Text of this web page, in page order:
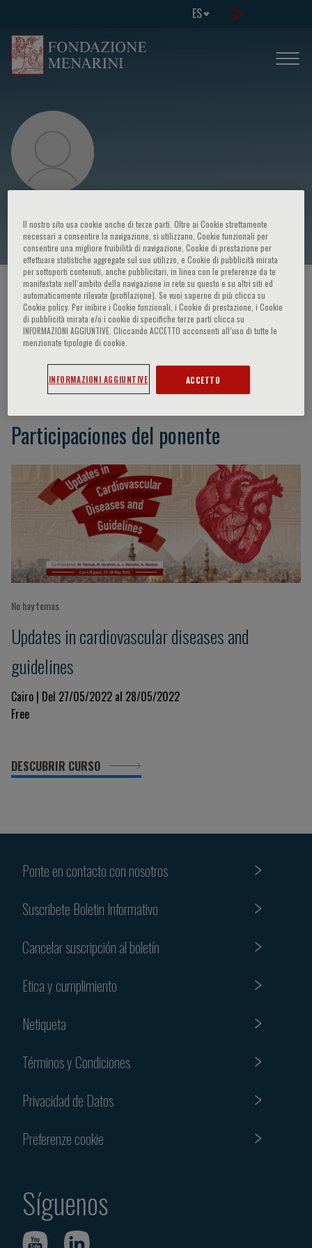
ES
Stewart Simon
HOME PAGE / CURSOS Y EVENTOS / ORADOR
Stewart Simon
Participaciones del ponente
No hay temas
Updates in cardiovascular diseases and
guidelines
Cairo | Del 27/05/2022 al 28/05/2022
Free
DESCUBRIR CURSO
Ponte en contacto con nosotros
Suscribete Boletin Informativo
Cancelar suscripción al boletín
Etica y cumplimiento
Netiqueta
Términos y Condiciones
Privacidad de Datos
Preferenze cookie
Síguenos
Il nostro sito usa cookie anche di terze parti. Oltre ai Cookie strettamente
necessari a consentire la navigazione, si utilizzano, Cookie funzionali per
consentire una migliore fruibilità di navigazione, Cookie di prestazione per
effettuare statistiche aggregate sul suo utilizzo, e Cookie di pubblicità mirata
per sottoporti contenuti, anche pubblicitari, in linea con le preferenze da te
manifestate nell‘ambito della navigazione in rete su questo e su altri siti ed
automaticamente rilevate (profilazione). Se vuoi saperne di più clicca su
Cookie policy. Per inibire i Cookie funzionali, i Cookie di prestazione, i Cookie
di pubblicità mirata e/o i cookie di specifiche terze parti clicca su
INFORMAZIONI AGGIUNTIVE. Cliccando ACCETTO acconsenti all’uso di tutte le
menzionate tipologie di cookie.
INFORMAZIONI AGGIUNTIVE ACCETTO